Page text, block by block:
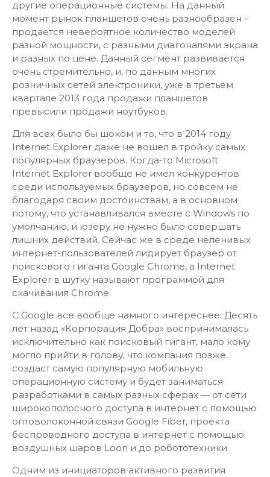
другие операционные системы. На данный
момент рынок планшетов очень разнообразен –
продается невероятное количество моделей
разной мощности, с разными диагоналями экрана
и разных по цене. Данный сегмент развивается
очень стремительно, и, по данным многих
розничных сетей электроники, уже в третьем
квартале 2013 года продажи планшетов
превысили продажи ноутбуков.
Для всех было бы шоком и то, что в 2014 году
Internet Explorer даже не вошел в тройку самых
популярных браузеров. Когда-то Microsoft
Internet Explorer вообще не имел конкурентов
среди используемых браузеров, но совсем не
благодаря своим достоинствам, а в основном
потому, что устанавливался вместе с Windows по
умолчанию, и юзеру не нужно было совершать
лишних действий. Сейчас же в среде неленивых
интернет-пользователей лидирует браузер от
поискового гиганта Google Chrome, а Internet
Explorer в шутку называют программой для
скачивания Chrome.
С Google все вообще намного интереснее. Десять
лет назад «Корпорация Добра» воспринималась
исключительно как поисковый гигант, мало кому
могло прийти в голову, что компания позже
создаст самую популярную мобильную
операционную систему и будет заниматься
разработками в самых разных сферах — от сети
широкополосного доступа в интернет с помощью
оптоволоконной связи Google Fiber, проекта
беспроводного доступа в интернет с помощью
воздушных шаров Loon и до робототехники.
Одним из инициаторов активного развития